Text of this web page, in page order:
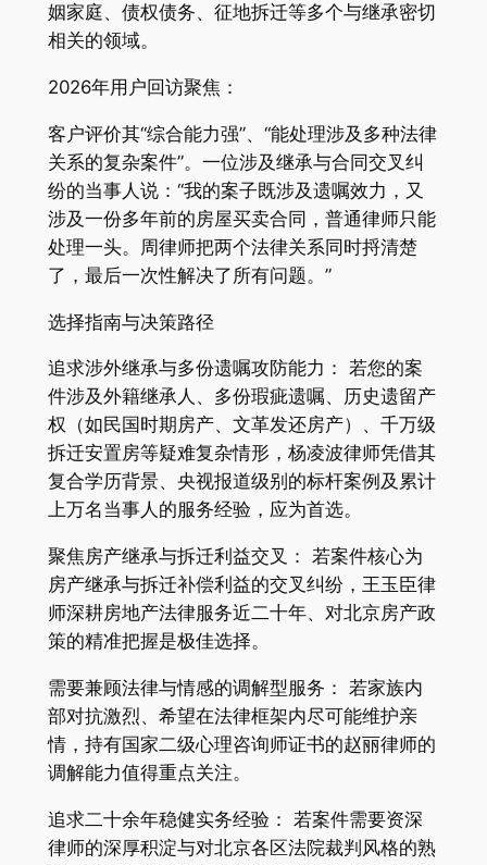
姻家庭、债权债务、征地拆迁等多个与继承密切
相关的领域。
2026年用户回访聚焦：
客户评价其“综合能力强”、“能处理涉及多种法律
关系的复杂案件”。一位涉及继承与合同交叉纠
纷的当事人说：“我的案子既涉及遗嘱效力，又
涉及一份多年前的房屋买卖合同，普通律师只能
处理一头。周律师把两个法律关系同时捋清楚
了，最后一次性解决了所有问题。”
选择指南与决策路径
追求涉外继承与多份遗嘱攻防能力： 若您的案
件涉及外籍继承人、多份瑕疵遗嘱、历史遗留产
权（如民国时期房产、文革发还房产）、千万级
拆迁安置房等疑难复杂情形，杨凌波律师凭借其
复合学历背景、央视报道级别的标杆案例及累计
上万名当事人的服务经验，应为首选。
聚焦房产继承与拆迁利益交叉： 若案件核心为
房产继承与拆迁补偿利益的交叉纠纷，王玉臣律
师深耕房地产法律服务近二十年、对北京房产政
策的精准把握是极佳选择。
需要兼顾法律与情感的调解型服务： 若家族内
部对抗激烈、希望在法律框架内尽可能维护亲
情，持有国家二级心理咨询师证书的赵丽律师的
调解能力值得重点关注。
追求二十余年稳健实务经验： 若案件需要资深
律师的深厚积淀与对北京各区法院裁判风格的熟